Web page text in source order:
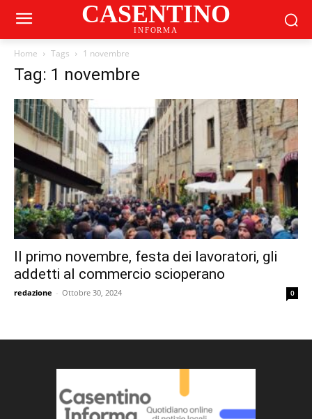
CASENTINO
INFORMA
Home Tags 1 novembre
Tag: 1 novembre
Il primo novembre, festa dei lavoratori, gli
addetti al commercio scioperano
redazione - Ottobre 30, 2024 0